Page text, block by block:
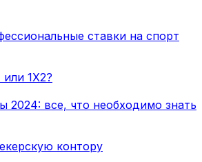
1Х2?
2024: все, что необходимо знать
контору